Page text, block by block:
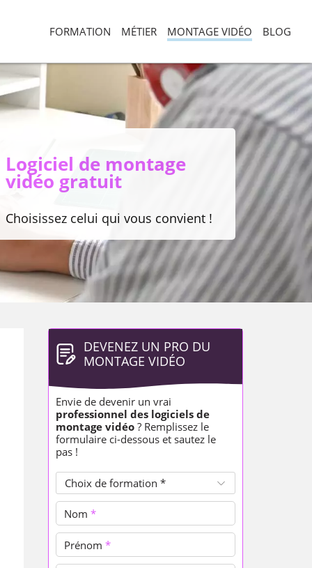
FORMATION MÉTIER MONTAGE VIDÉO BLOG
Logiciel de montage
vidéo gratuit
Choisissez celui qui vous convient !
DEVENEZ UN PRO DU
MONTAGE VIDÉO
Envie de devenir un vrai
professionnel des logiciels de
montage vidéo? Remplissez le
formulaire ci-dessous et sautez le
pas !
Choix de formation *
Nom *
Prénom *